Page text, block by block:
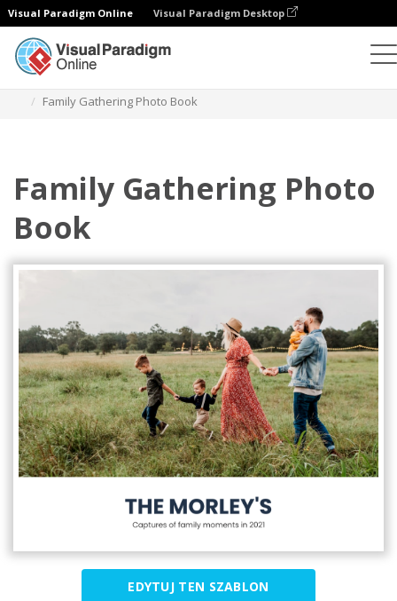
Visual Paradigm Online Visual Paradigm Desktop
Family Gathering Photo Book
Family Gathering Photo
Book
EDYTUJ TEN SZABLON